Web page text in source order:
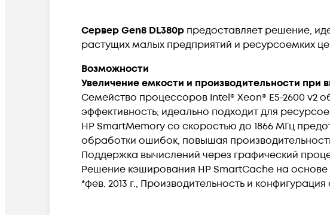
Сервер Gen8 DL380p предоставляет решение,
растущих малых предприятий и ресурсоемких
Возможности
Увеличение емкости и производительности при
Семейство процессоров Intel® Xeon® E5-2600 v2
эффективность; идеально подходит для
HP SmartMemory со скоростью до 1866 МГц
обработки ошибок, повышая
Поддержка вычислений через графический
Решение кэширования HP SmartCache на
*фев. 2013 г., Производительность и